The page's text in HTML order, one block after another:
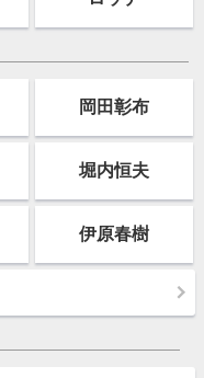
岡田彰布
堀内恒夫
伊原春樹